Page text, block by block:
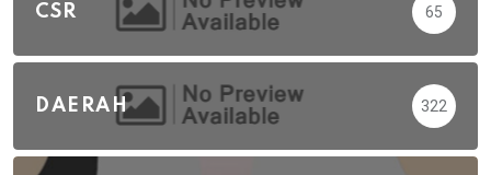
CSR 65
DAERAH 322